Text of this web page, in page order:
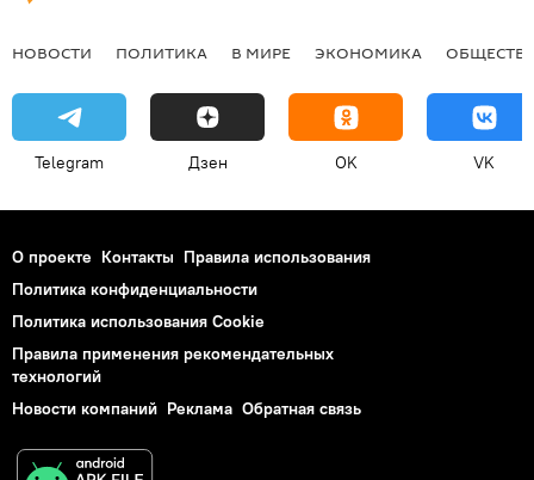
НОВОСТИ ПОЛИТИКА В МИРЕ ЭКОНОМИКА
Telegram Дзен OK VK
О проекте Контакты Правила использования
Политика конфиденциальности
Политика использования Cookie
Правила применения рекомендательных
технологий
Новости компаний Реклама Обратная связь